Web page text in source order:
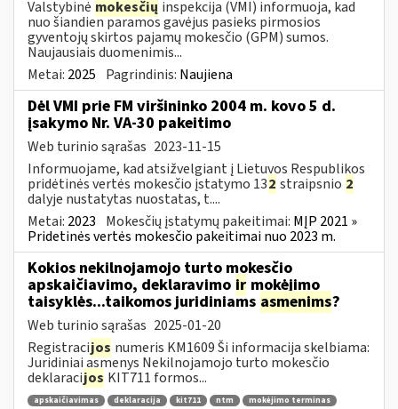
Valstybinė mokesčių inspekcija (VMI) informuoja, kad
nuo šiandien paramos gavėjus pasieks pirmosios
gyventojų skirtos pajamų mokesčio (GPM) sumos.
Naujausiais duomenimis...
Metai: 2025 Pagrindinis: Naujiena
Dėl VMI prie FM viršininko 2004 m. kovo 5 d.
įsakymo Nr. VA-30 pakeitimo
Web turinio sąrašas 2023-11-15
Informuojame, kad atsižvelgiant į Lietuvos Respublikos
pridėtinės vertės mokesčio įstatymo 132 straipsnio 2
dalyje nustatytas nuostatas, t....
Metai: 2023 Mokesčių įstatymų pakeitimai: MĮP 2021 »
Pridetinės vertės mokesčio pakeitimai nuo 2023 m.
Kokios nekilnojamojo turto mokesčio
apskaičiavimo, deklaravimo ir mokėjimo
taisyklės...taikomos juridiniams asmenims?
Web turinio sąrašas 2025-01-20
Registracijos numeris KM1609 Ši informacija skelbiama:
Juridiniai asmenys Nekilnojamojo turto mokesčio
deklaracijos KIT711 formos...
apskaičiavimas deklaracija kit711 ntm
mokėjimo terminas